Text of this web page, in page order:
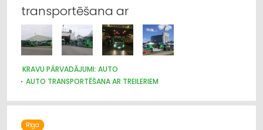
transportēšana ar
KRAVU PĀRVADĀJUMI: AUTO
AUTO TRANSPORTĒŠANA AR TREILERIEM
Rīga